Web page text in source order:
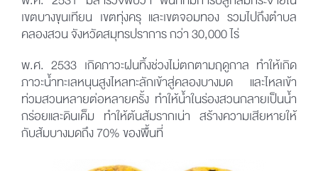
พ.ศ. 2531 มีสำรวจพบว่า พื้นที่ที่มีการปลูกส้มกระจายใน
เขตบางขุนเทียน เขตทุ่งครุ และเขตจอมทอง รวมไปถึงตำบล
คลองสวน จังหวัดสมุทรปราการ กว่า 30,000 ไร่
พ.ศ. 2533 เกิดภาวะฝนทิ้งช่วงไม่ตกตามฤดูกาล ทำให้เกิด
ภาวะน้ำทะเลหนุนสูงไหลทะลักเข้าสู่คลองบางมด และไหลเข้า
ท่วมสวนหลายต่อหลายครั้ง ทำให้น้ำในร่องสวนกลายเป็นน้ำ
กร่อยและดินเค็ม ทำให้ต้นส้มรากเน่า สร้างความเสียหายให้
กับส้มบางมดถึง 70% ของพื้นที่